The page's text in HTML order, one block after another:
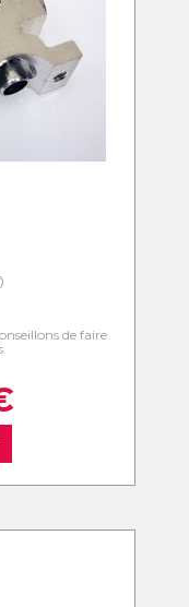
de faire